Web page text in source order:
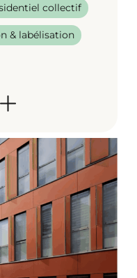
collectif
& labélisation